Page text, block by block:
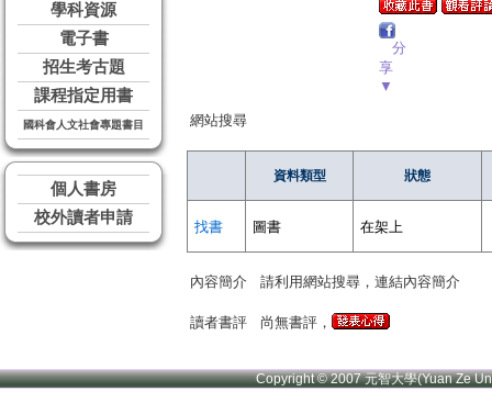
學科資源
電子書
招生考古題
課程指定用書
國科會人文社會專題書目
個人書房
校外讀者申請
分
享
▼
網站搜尋
資料類型 狀態
找書 圖書 在架上
內容簡介 請利用網站搜尋，連結內容簡介
讀者書評 尚無書評，
Copyright © 2007 元智大學(Yuan Ze